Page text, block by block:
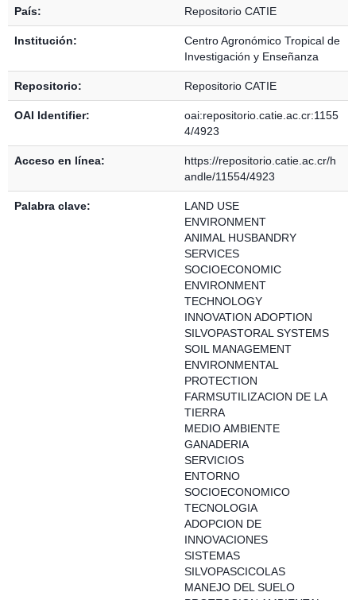
País: Repositorio CATIE
Institución:
Centro Agronómico Tropical de
Investigación y Enseñanza
Repositorio: Repositorio CATIE
OAI Identifier:
oai:repositorio.catie.ac.cr:1155
4/4923
Acceso en línea:
https://repositorio.catie.ac.cr/h
andle/11554/4923
Palabra clave:
LAND USE
ENVIRONMENT
ANIMAL HUSBANDRY
SERVICES
SOCIOECONOMIC
ENVIRONMENT
TECHNOLOGY
INNOVATION ADOPTION
SILVOPASTORAL SYSTEMS
SOIL MANAGEMENT
ENVIRONMENTAL
PROTECTION
FARMSUTILIZACION DE LA
TIERRA
MEDIO AMBIENTE
GANADERIA
SERVICIOS
ENTORNO
SOCIOECONOMICO
TECNOLOGIA
ADOPCION DE
INNOVACIONES
SISTEMAS
SILVOPASCICOLAS
MANEJO DEL SUELO